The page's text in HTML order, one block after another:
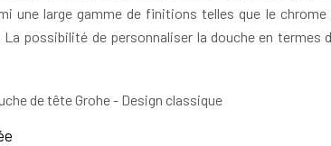
une large gamme de finitions telles que le
possibilité de personnaliser la douche en